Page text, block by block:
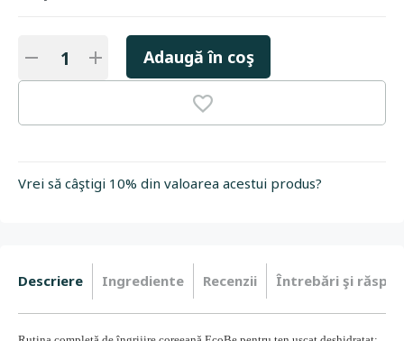
Adaugă în coş
Vrei să câştigi 10% din valoarea acestui produs?
Descriere Ingrediente Recenzii Întrebări şi